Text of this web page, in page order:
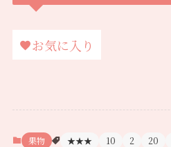
お気に入り
果物 ★★★ 10 2 20